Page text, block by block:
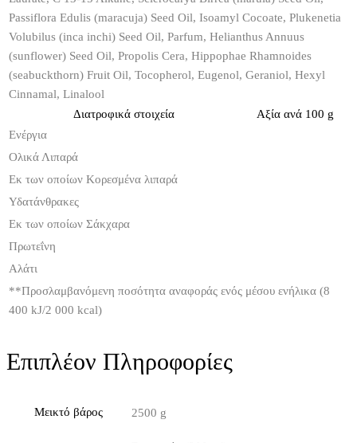
Passiflora Edulis (maracuja) Seed Oil, Isoamyl Cocoate, Plukenetia
Volubilus (inca inchi) Seed Oil, Parfum, Helianthus Annuus
(sunflower) Seed Oil, Propolis Cera, Hippophae Rhamnoides
(seabuckthorn) Fruit Oil, Tocopherol, Eugenol, Geraniol, Hexyl
Cinnamal, Linalool
Διατροφικά στοιχεία
Αξία ανά 100 g
Ενέργια
Ολικά Λιπαρά
Εκ των οποίων Κορεσμένα λιπαρά
Υδατάνθρακες
Εκ των οποίων Σάκχαρα
Πρωτεΐνη
Αλάτι
**Προσλαμβανόμενη ποσότητα αναφοράς ενός μέσου ενήλικα (8
400 kJ/2 000 kcal)
Επιπλέον Πληροφορίες
Μεικτό βάρος 2500 g